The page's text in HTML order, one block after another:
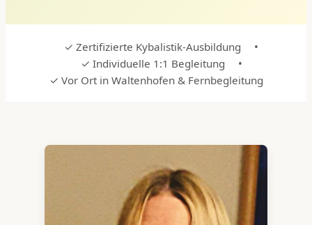
✓ Zertifizierte Kybalistik-Ausbildung
•
✓ Individuelle 1:1 Begleitung
•
✓ Vor Ort in Waltenhofen & Fernbegleitung